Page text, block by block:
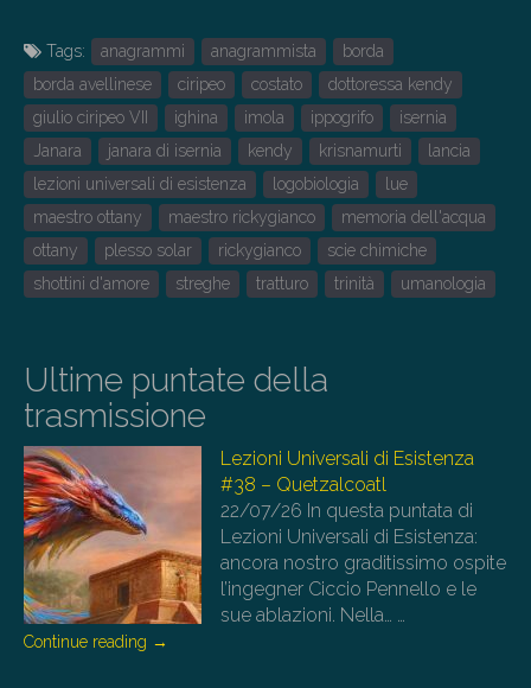
Tags: anagrammi anagrammista
borda
borda avellinese
ciripeo costato
dottoressa kendy
giulio ciripeo VII
ighina imola ippogrifo
isernia
Janara
janara di isernia kendy krisnamurti
lancia
lezioni universali di esistenza
logobiologia
lue
maestro ottany
maestro rickygianco
memoria dell'acqua
ottany
plesso solar rickygianco
scie chimiche
shottini d'amore
streghe tratturo trinità umanologia
Ultime puntate della
trasmissione
Lezioni Universali di Esistenza
#38 – Quetzalcoatl
22/07/26 In questa puntata di
Lezioni Universali di Esistenza:
ancora nostro graditissimo ospite
l’ingegner Ciccio Pennello e le
sue ablazioni. Nella…
Continue reading →